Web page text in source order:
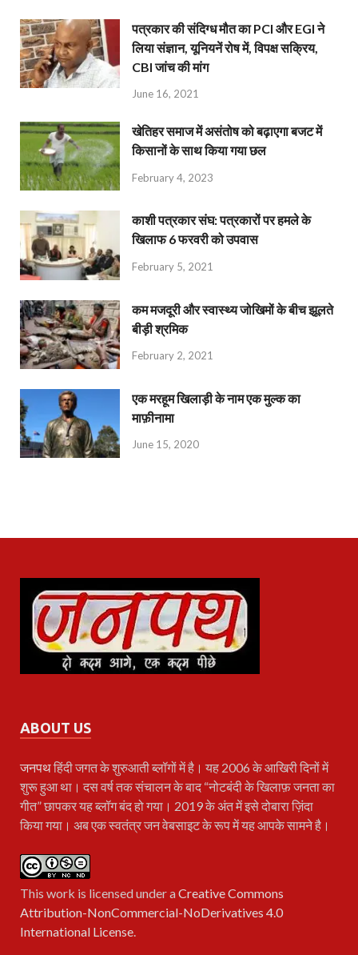
पत्रकार की संदिग्ध मौत का PCI और EGI ने
लिया संज्ञान, यूनियनें रोष में, विपक्ष सक्रिय,
CBI जांच की मांग
June 16, 2021
खेतिहर समाज में असंतोष को बढ़ाएगा बजट में
किसानों के साथ किया गया छल
February 4, 2023
काशी पत्रकार संघ: पत्रकारों पर हमले के
खिलाफ 6 फरवरी को उपवास
February 5, 2021
कम मजदूरी और स्वास्थ्य जोखिमों के बीच झूलते
बीड़ी श्रमिक
February 2, 2021
एक मरहूम खिलाड़ी के नाम एक मुल्क का
माफ़ीनामा
June 15, 2020
ABOUT US
जनपथहिंदी जगत के शुरुआती ब्लॉगों में है। यह 2006 के आखिरी दिनों में
शुरू हुआ था। दस वर्ष तक संचालन के बाद “नोटबंदी के खिलाफ़ जनता का
गीत” छापकर यह ब्लॉग बंद हो गया। 2019 के अंत में इसे दोबारा ज़िंदा
किया गया। अब एक स्वतंत्र जन वेबसाइट के रूप में यह आपके सामने है।
This work is licensed under aCreative Commons
Attribution-NonCommercial-NoDerivatives 4.0
International License